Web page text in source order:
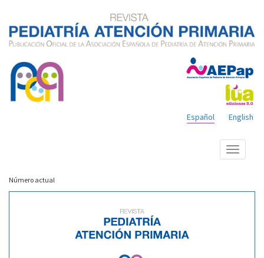
English
Español
Mostrar
menú
Número actual